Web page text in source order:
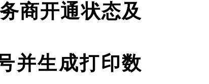
商开通状态及
并生成打印数